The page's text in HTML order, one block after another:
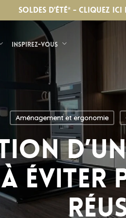
SOLDES D'ÉTÉ* - CLIQUEZ
Inspirez-vous
Aménagement et ergonomie
éviter